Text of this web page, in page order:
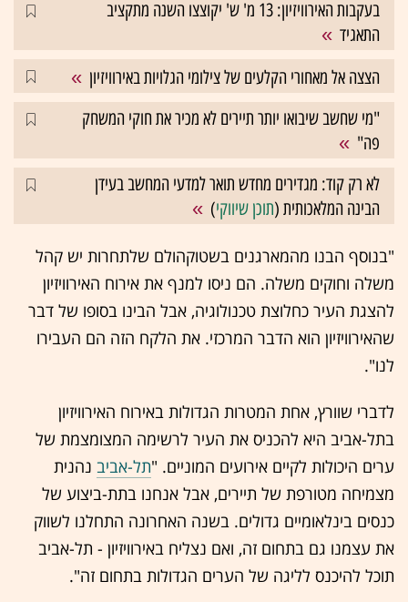
בעקבות האירוויזיון: 13 מ' ש' יקוצצו השנה מתקציב
התאגיד
הצצה אל מאחורי הקלעים של צילומי הגלויות באירוויזיון
"מי שחשב שיבואו יותר תיירים לא מכיר את חוקי המשחק
פה"
לא רק קוד: מגדירים מחדש תואר למדעי המחשב בעידן
הבינה המלאכותית (תוכן שיווקי)
"בנוסף הבנו מהמארגנים בשטוקהולם שלתחרות יש קהל
משלה וחוקים משלה. הם ניסו למנף את אירוח האירוויזיון
להצגת העיר כחלוצת טכנולוגיה, אבל הבינו בסופו של דבר
שהאירוויזיון הוא הדבר המרכזי. את הלקח הזה הם העבירו
לנו".
לדברי שוורץ, אחת המטרות הגדולות באירוח האירוויזיון
בתל-אביב היא להכניס את העיר לרשימה המצומצמת של
ערים היכולות לקיים אירועים המוניים. "תל-אביב נהנית
מצמיחה מטורפת של תיירים, אבל אנחנו בתת-ביצוע של
כנסים בינלאומיים גדולים. בשנה האחרונה התחלנו לשווק
את עצמנו גם בתחום זה, ואם נצליח באירוויזיון - תל-אביב
תוכל להיכנס לליגה של הערים הגדולות בתחום זה".